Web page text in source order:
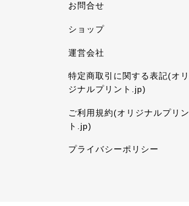
お問合せ
ショップ
運営会社
特定商取引に関する表記(オリ
ジナルプリント.jp)
ご利用規約(オリジナルプリン
ト.jp)
プライバシーポリシー